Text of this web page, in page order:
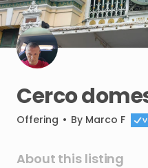
Cerco
Offering • By Marco F
About this listing